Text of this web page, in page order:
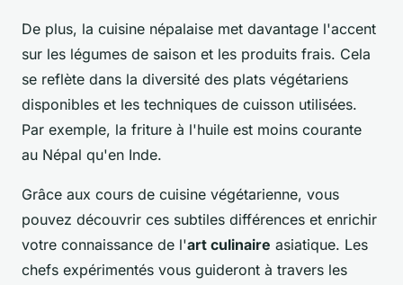
De plus, la cuisine népalaise met davantage l'accent
sur les légumes de saison et les produits frais. Cela
se reflète dans la diversité des plats végétariens
disponibles et les techniques de cuisson utilisées.
Par exemple, la friture à l'huile est moins courante
au Népal qu'en Inde.
Grâce aux cours de cuisine végétarienne, vous
pouvez découvrir ces subtiles différences et enrichir
votre connaissance de l'art culinaire asiatique. Les
chefs expérimentés vous guideront à travers les